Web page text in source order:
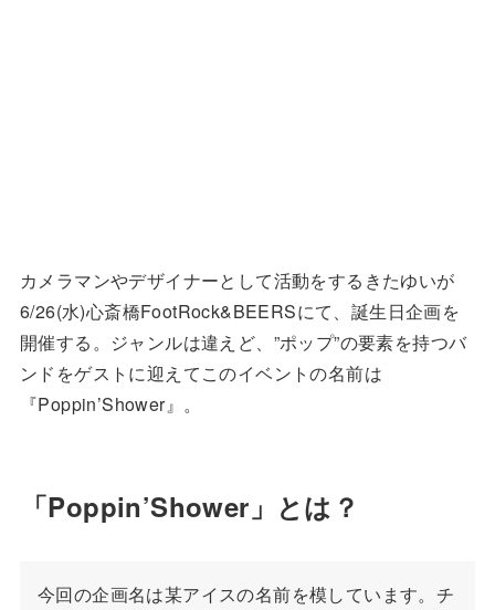
カメラマンやデザイナーとして活動をするきたゆいが
6/26(水)心斎橋FootRock&BEERSにて、誕生日企画を
開催する。ジャンルは違えど、”ポップ”の要素を持つバ
ンドをゲストに迎えてこのイベントの名前は
『Poppin’Shower』。
「Poppin’Shower」とは？
今回の企画名は某アイスの名前を模しています。チ